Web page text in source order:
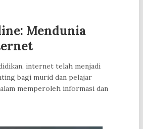
Mendunia
internet telah menjadi
bagi murid dan pelajar
memperoleh informasi dan